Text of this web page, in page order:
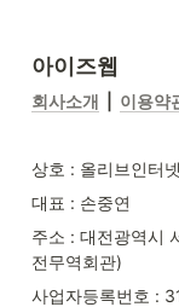
아이즈웹
회사소개 이용약
상호 : 올리브인터넷
대표 : 손중연
주소 : 대전광역시
전무역회관)
사업자등록번호 :